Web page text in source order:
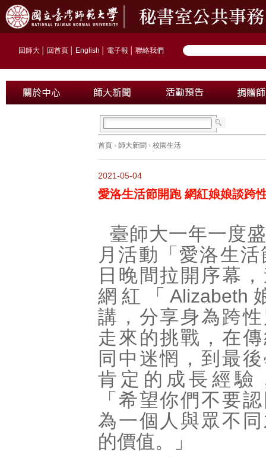
回師大 回首頁 English 電子報 聯絡我們
首頁 › 師大新聞 › 校園生活
2021-05-04
愛洛生活節開跑 網紅娘娘談跨
臺師大一年一度
月活動「愛洛生
日晚間拉開序幕
網紅「Alizabeth
講，分享身為跨
走來的挑戰，在
同中迷惘，到最
肯定的成長經驗
「希望你們不要
為一個人與眾不
的價值。」